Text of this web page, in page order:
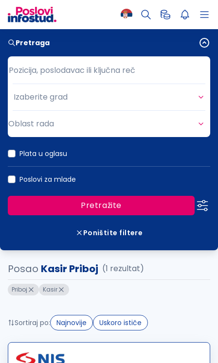
Pretraga
Pozicija, poslodavac ili ključna reč
Pozicija, poslodavac ili ključna reč
Grad
Izaberite grad
Oblast rada
Plata u oglasu
Poslovi za mlade
Pretražite
Poništite filtere
Posao Kasir Priboj (1 rezultat)
Priboj Kasir
Sortiraj po: Najnovije Uskoro ističe